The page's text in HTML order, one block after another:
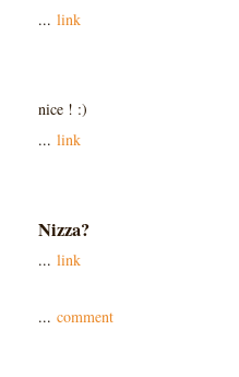
... link
nice ! :)
... link
Nizza?
... link
... comment